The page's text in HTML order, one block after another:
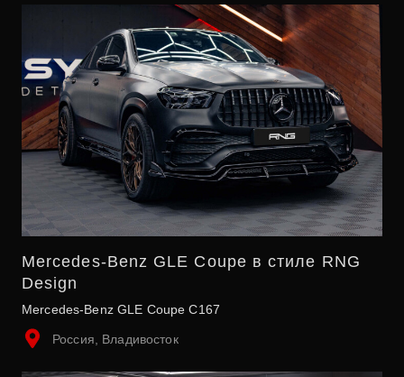
Mercedes-Benz GLE Coupe в стиле RNG
Design
Mercedes-Benz GLE Coupe C167
Россия, Владивосток